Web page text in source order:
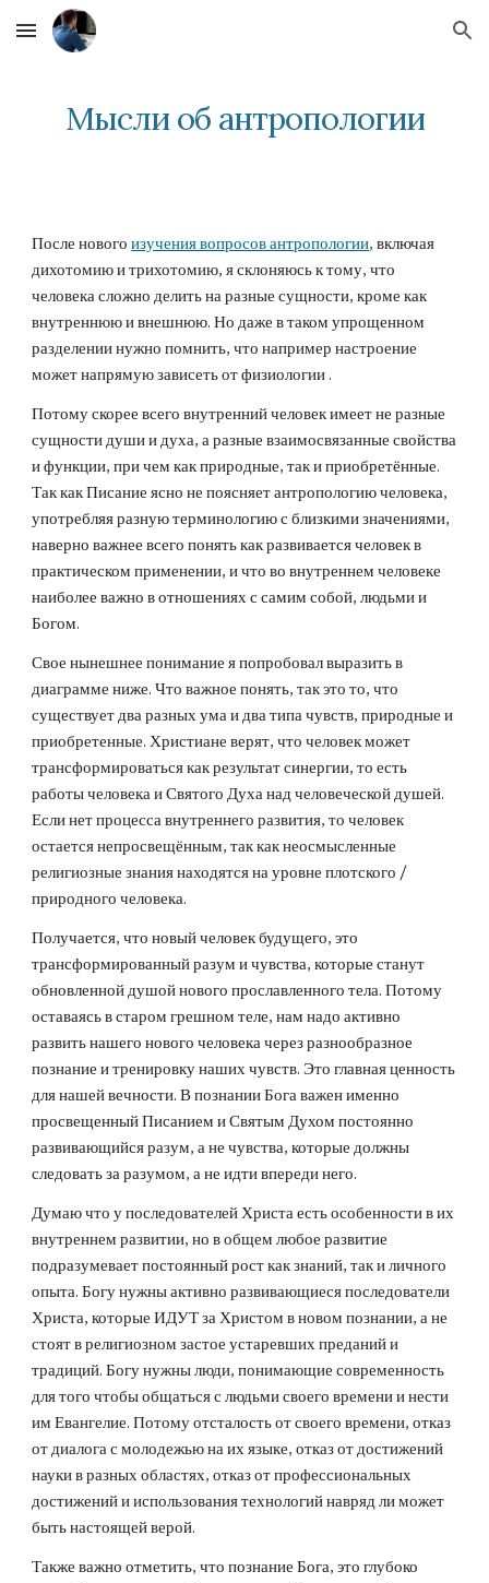
Skip to main content Skip to navigation
Мысли об антропологии
После нового изучения вопросов антропологии, включая
дихотомию и трихотомию, я склоняюсь к тому, что
человека сложно делить на разные сущности, кроме как
внутреннюю и внешнюю. Но даже в таком упрощенном
разделении нужно помнить, что например настроение
может напрямую зависеть от физиологии .
Потому скорее всего внутренний человек имеет не разные
сущности души и духа, а разные взаимосвязанные свойства
и функции, при чем как природные, так и приобретённые.
Так как Писание ясно не поясняет антропологию человека,
употребляя разную терминологию с близкими значениями,
наверно важнее всего понять как развивается человек в
практическом применении, и что во внутреннем человеке
наиболее важно в отношениях с самим собой, людьми и
Богом.
Свое нынешнее понимание я попробовал выразить в
диаграмме ниже. Что важное понять, так это то, что
существует два разных ума и два типа чувств, природные и
приобретенные. Христиане верят, что человек может
трансформироваться как результат синергии, то есть
работы человека и Святого Духа над человеческой душей.
Если нет процесса внутреннего развития, то человек
остается непросвещённым, так как неосмысленные
религиозные знания находятся на уровне плотского /
природного человека.
Получается, что новый человек будущего, это
трансформированный разум и чувства, которые станут
обновленной душой нового прославленного тела. Потому
оставаясь в старом грешном теле, нам надо активно
развить нашего нового человека через разнообразное
познание и тренировку наших чувств. Это главная ценность
для нашей вечности. В познании Бога важен именно
просвещенный Писанием и Святым Духом постоянно
развивающийся разум, а не чувства, которые должны
следовать за разумом, а не идти впереди него.
Думаю что у последователей Христа есть особенности в их
внутреннем развитии, но в общем любое развитие
подразумевает постоянный рост как знаний, так и личного
опыта. Богу нужны активно развивающиеся последователи
Христа, которые ИДУТ за Христом в новом познании, а не
стоят в религиозном застое устаревших преданий и
традиций. Богу нужны люди, понимающие современность
для того чтобы общаться с людьми своего времени и нести
им Евангелие. Потому отсталость от своего времени, отказ
от диалога с молодежью на их языке, отказ от достижений
науки в разных областях, отказ от профессиональных
достижений и использования технологий навряд ли может
быть настоящей верой.
Также важно отметить, что познание Бога, это глубоко